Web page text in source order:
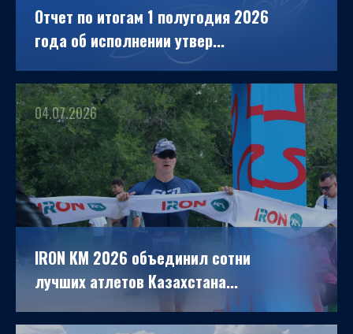
Отчет по итогам 1 полугодия 2026
года об исполнении утвер...
04.07.2026
IRON KM 2026 объединил сотни
лучших атлетов Казахстана...